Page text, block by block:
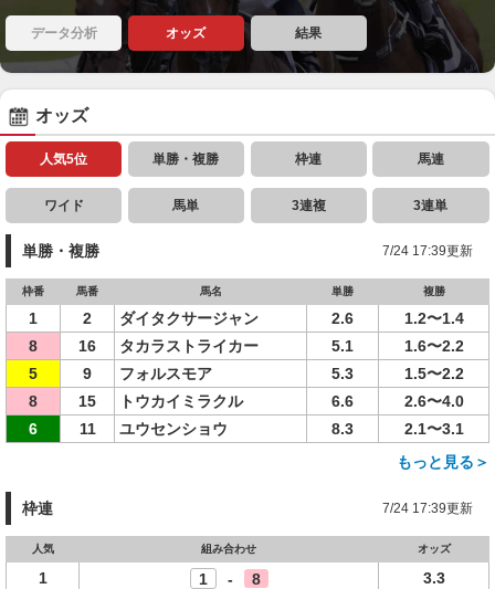
データ分析 オッズ 結果
オッズ
人気5位 単勝・複勝 枠連 馬連
ワイド 馬単 3連複 3連単
単勝・複勝 7/24 17:39更新
枠番 馬番 馬名 単勝 複勝
1 2 ダイタクサージャン 2.6
1.2〜1.4
8
16 タカラストライカー 5.1
1.6〜2.2
5
9 フォルスモア 5.3
1.5〜2.2
8
15 トウカイミラクル 6.6
2.6〜4.0
6
11 ユウセンショウ 8.3
2.1〜3.1
もっと見る＞
枠連 7/24 17:39更新
人気 組み合わせ オッズ
1 1 - 8
3.3